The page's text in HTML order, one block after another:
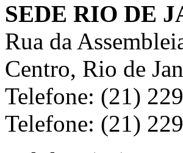
SEDE RIO DE
Rua da
Centro, Rio de
Telefone: (21)
Telefone: (21)